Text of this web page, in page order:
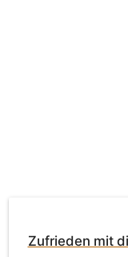
Zufrieden mit